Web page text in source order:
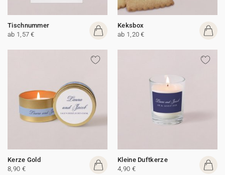
Tischnummer
ab 1,57 €
Keksbox
ab 1,20 €
Kerze Gold
8,90 €
Kleine Duftkerze
4,90 €